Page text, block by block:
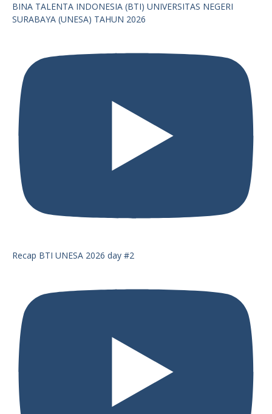
BINA TALENTA INDONESIA (BTI) UNIVERSITAS NEGERI
SURABAYA (UNESA) TAHUN 2026
Recap BTI UNESA 2026 day #2